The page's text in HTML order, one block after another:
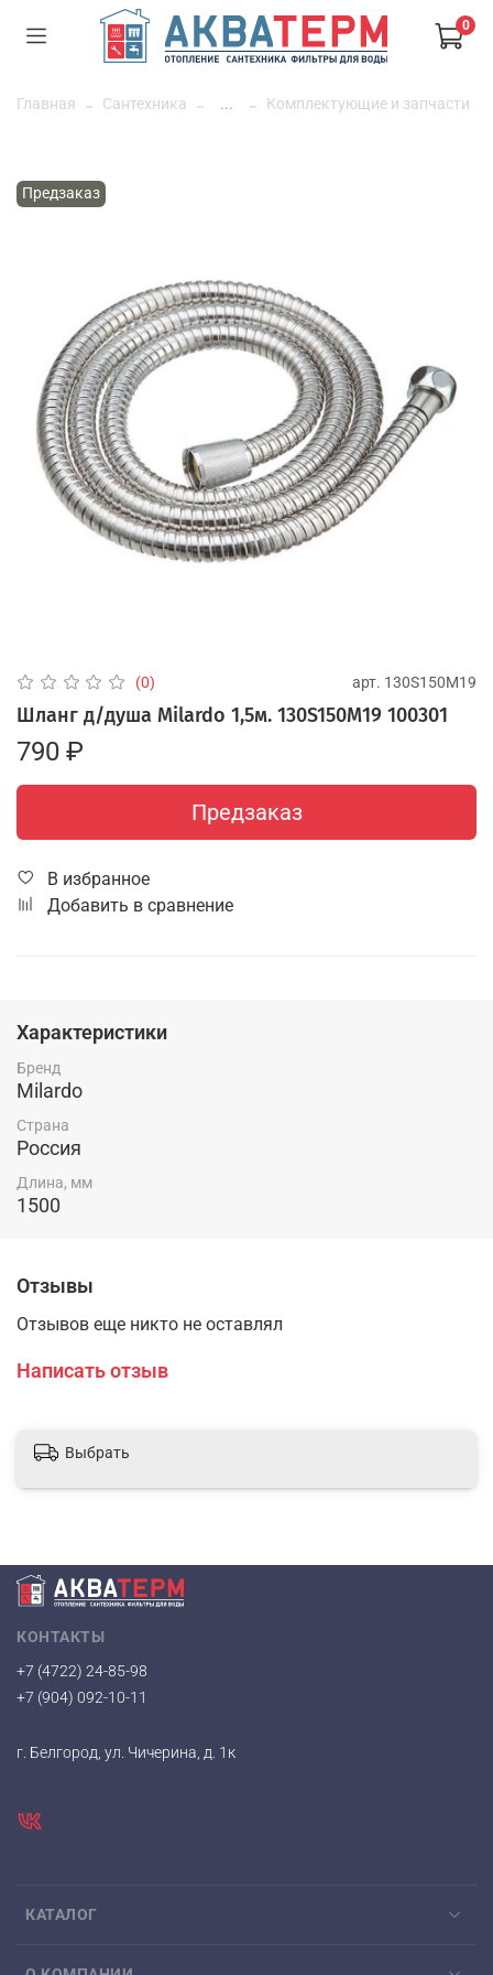
0
Главная Сантехника ... Комплектующие и запчасти
Предзаказ
(0) арт. 130S150M19
Шланг д/душа Milardo 1,5м. 130S150M19 100301
790 ₽
Предзаказ
В избранное
Добавить в сравнение
Характеристики
Бренд
Milardo
Страна
Россия
Длина, мм
1500
Отзывы
Отзывов еще никто не оставлял
Написать отзыв
Выбрать
КАТАЛОГ
КОНТАКТЫ
+7 (4722) 24-85-98
+7 (904) 092-10-11
г. Белгород, ул. Чичерина, д. 1к